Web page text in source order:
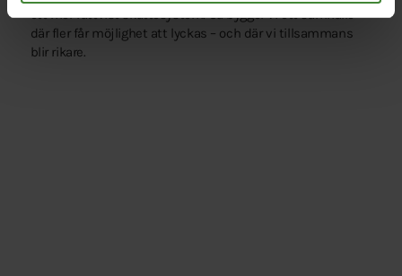
ett mer rättvist skattesystem. Så bygger vi ett samhälle
där fler får möjlighet att lyckas – och där vi tillsammans
blir rikare.